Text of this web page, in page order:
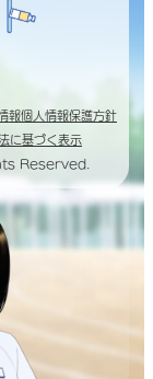
報個人情報保護方針
に基づく表示
Reserved.